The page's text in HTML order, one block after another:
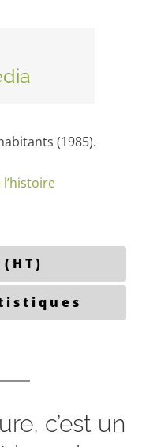
(1985).
c’est un